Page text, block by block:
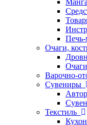
Очаги,
Варочно-
Сувениры
Текстиль